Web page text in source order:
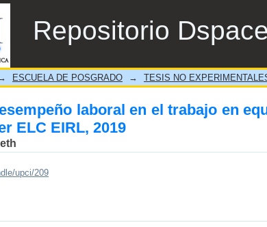
Repositorio Dspace
laboral en el trabajo en
ESCUELA DE POSGRADO → TESIS NO
laboral en el trabajo en
ELC EIRL, 2019
upci/209